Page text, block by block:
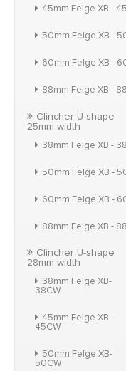
45mm Felge XB -
50mm Felge XB -
60mm Felge XB -
88mm Felge XB -
Clincher U-shape
25mm width
38mm Felge XB -
50mm Felge XB -
60mm Felge XB -
88mm Felge XB -
Clincher U-shape
28mm width
38mm Felge XB-
38CW
45mm Felge XB-
45CW
50mm Felge XB-
50CW